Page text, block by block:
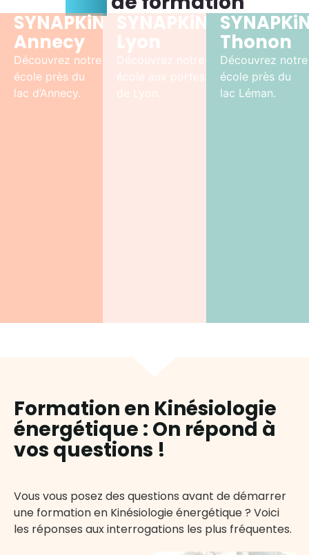
SYNAPKiN
Annecy
Découvrez notre
école près du
lac d’Annecy.
SYNAPKiN
Lyon
Découvrez notre
école aux portes
de Lyon.
Thonon
Découvrez notre
école près du
lac Léman.
Formation en Kinésiologie
énergétique : On répond à
vos questions !
Vous vous posez des questions avant de démarrer
une formation en Kinésiologie énergétique ? Voici
les réponses aux interrogations les plus fréquentes.